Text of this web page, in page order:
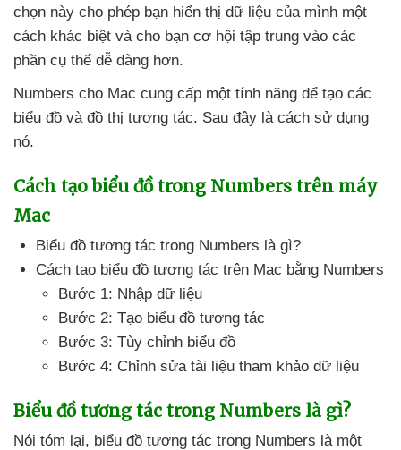
chọn này cho phép bạn hiển thị dữ liệu của mình một
cách khác biệt và cho bạn cơ hội tập trung vào các
phần cụ thể dễ dàng hơn.
Numbers cho Mac cung cấp một tính năng để tạo các
biểu đồ và đồ thị tương tác. Sau đây là cách sử dụng
nó.
Cách tạo biểu đồ trong Numbers trên máy
Mac
Biểu đồ tương tác trong Numbers là gì?
Cách tạo biểu đồ tương tác trên Mac bằng Numbers
Bước 1: Nhập dữ liệu
Bước 2: Tạo biểu đồ tương tác
Bước 3: Tùy chỉnh biểu đồ
Bước 4: Chỉnh sửa tài liệu tham khảo dữ liệu
Biểu đồ tương tác trong Numbers là gì?
Nói tóm lại, biểu đồ tương tác trong Numbers là một